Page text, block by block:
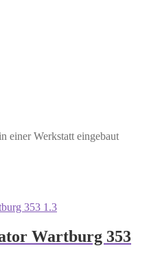
einer Werkstatt eingebaut
Wartburg 353